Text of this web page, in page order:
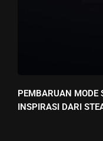
PEMBARUAN MODE
INSPIRASI DARI